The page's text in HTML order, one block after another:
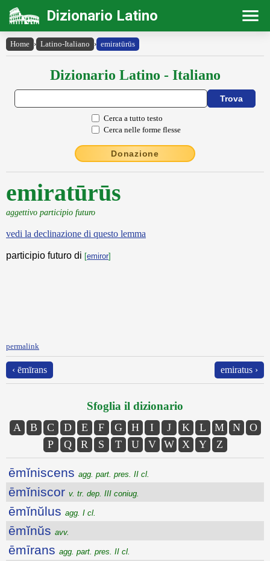
Dizionario Latino
Home › Latino-Italiano › emiratūrūs
Dizionario Latino - Italiano
Cerca a tutto testo
Cerca nelle forme flesse
Donazione
emiratūrūs
aggettivo participio futuro
vedi la declinazione di questo lemma
participio futuro di [emiror]
permalink
‹ ēmīrans emiratus ›
Sfoglia il dizionario
A B C D E F G H I J K L M N
O
P
Q R S T U V W X Y Z
ēmĭniscens agg. part. pres. II cl.
ēmĭniscor v. tr. dep. III coniug.
ēmĭnŭlus agg. I cl.
ēmĭnŭs avv.
ēmīrans agg. part. pres. II cl.